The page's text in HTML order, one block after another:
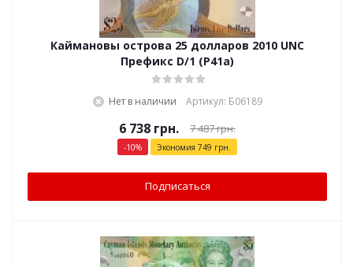
Каймановы острова 25 долларов 2010 UNC
Префикс D/1 (P41a)
Нет в наличии Артикул: Б06189
6 738 грн. 7 487грн.
-10% Экономия 749 грн.
Подписаться